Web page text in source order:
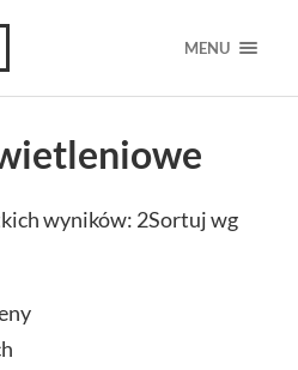
MENU
wyników: 2Sortuj wg